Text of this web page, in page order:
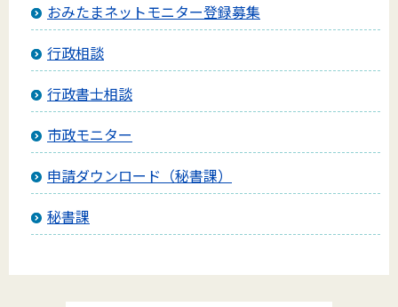
おみたまネットモニター登録募集
行政相談
行政書士相談
市政モニター
申請ダウンロード（秘書課）
秘書課